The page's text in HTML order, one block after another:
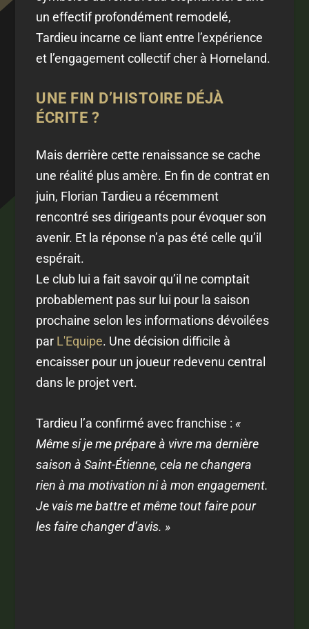
un effectif profondément remodelé,
Tardieu incarne ce liant entre l’expérience
et l’engagement collectif cher à Horneland.
UNE FIN D’HISTOIRE DÉJÀ
ÉCRITE ?
Mais derrière cette renaissance se cache
une réalité plus amère. En fin de contrat en
juin, Florian Tardieu a récemment
rencontré ses dirigeants pour évoquer son
avenir. Et la réponse n’a pas été celle qu’il
espérait.
Le club lui a fait savoir qu’il ne comptait
probablement pas sur lui pour la saison
prochaine selon les informations dévoilées
par L'Equipe. Une décision difficile à
encaisser pour un joueur redevenu central
dans le projet vert.
Tardieu l’a confirmé avec franchise :«
Même si je me prépare à vivre ma dernière
saison à Saint-Étienne, cela ne changera
rien à ma motivation ni à mon engagement.
Je vais me battre et même tout faire pour
les faire changer d’avis. »